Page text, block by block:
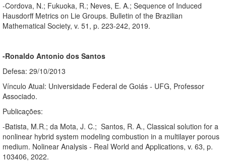
-Cordova, N.; Fukuoka, R.; Neves, E. A.; Sequence of Induced
Hausdorff Metrics on Lie Groups. Bulletin of the Brazilian
Mathematical Society, v. 51, p. 223-242, 2019.
-Ronaldo Antonio dos Santos
Defesa: 29/10/2013
Vínculo Atual: Universidade Federal de Goiás - UFG, Professor
Associado.
Publicações:
-Batista, M.R.; da Mota, J. C.; Santos, R. A., Classical solution for a
nonlinear hybrid system modeling combustion in a multilayer porous
medium. Nolinear Analysis - Real World and Applications, v. 63, p.
103406, 2022.